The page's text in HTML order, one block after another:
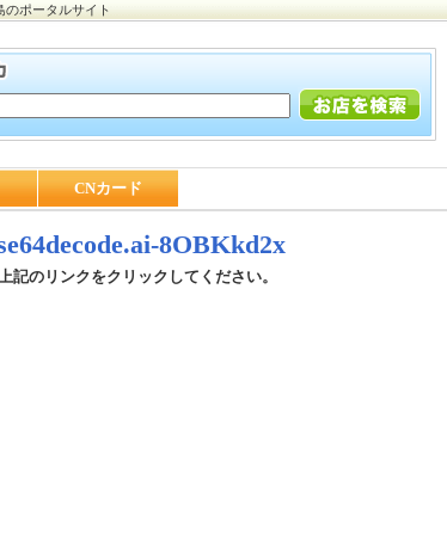
ポータルサイト
CNカード
8OBKkd2x
記のリンクをクリックしてください。